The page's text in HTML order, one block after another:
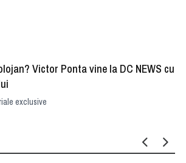
Victor Ponta vine la DC NEWS cu
exclusive